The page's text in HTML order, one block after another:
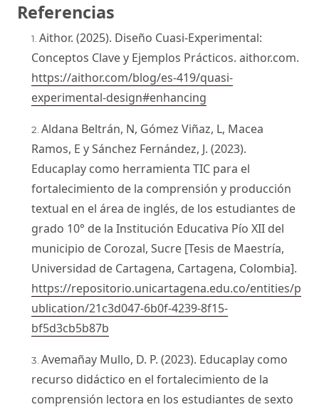
Referencias
Aithor. (2025). Diseño Cuasi-Experimental:
Conceptos Clave y Ejemplos Prácticos. aithor.com.
https://aithor.com/blog/es-419/quasi-
experimental-design#enhancing
Aldana Beltrán, N, Gómez Viñaz, L, Macea
Ramos, E y Sánchez Fernández, J. (2023).
Educaplay como herramienta TIC para el
fortalecimiento de la comprensión y producción
textual en el área de inglés, de los estudiantes de
grado 10° de la Institución Educativa Pío XII del
municipio de Corozal, Sucre [Tesis de Maestría,
Universidad de Cartagena, Cartagena, Colombia].
https://repositorio.unicartagena.edu.co/entities/p
ublication/21c3d047-6b0f-4239-8f15-
bf5d3cb5b87b
Avemañay Mullo, D. P. (2023). Educaplay como
recurso didáctico en el fortalecimiento de la
comprensión lectora en los estudiantes de sexto